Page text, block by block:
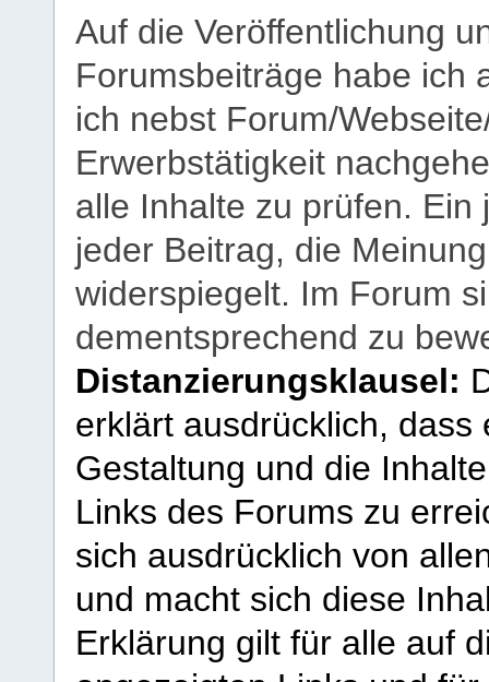
Auf die Veröffentlichung
Forumsbeiträge habe ich
ich nebst Forum/
Erwerbstätigkeit
alle Inhalte zu prüfen.
jeder Beitrag, die
widerspiegelt. Im Forum
dementsprechend zu
Distanzierungsklausel:
erklärt ausdrücklich,
Gestaltung und die
Links des Forums zu
sich ausdrücklich von
und macht sich diese
Erklärung gilt für alle auf